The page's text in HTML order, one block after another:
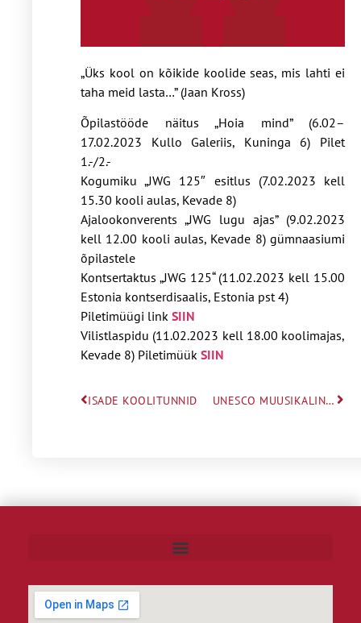
„Üks kool on kõikide koolide seas, mis lahti ei
taha meid lasta…” (Jaan Kross)
Õpilastööde näitus „Hoia mind” (6.02–
17.02.2023 Kullo Galeriis, Kuninga 6) Pilet
1.-/2.-
Kogumiku „JWG 125″ esitlus (7.02.2023 kell
15.30 kooli aulas, Kevade 8)
Ajalookonverents „JWG lugu ajas” (9.02.2023
kell 12.00 kooli aulas, Kevade 8) gümnaasiumi
õpilastele
Kontsertaktus „JWG 125“ (11.02.2023 kell 15.00
Estonia kontserdisaalis, Estonia pst 4)
Piletimüügi link SIIN
Vilistlaspidu (11.02.2023 kell 18.00 koolimajas,
Kevade 8) Piletimüük SIIN
ISADE KOOLITUNNID UNESCO MUUSIKALINN TALLINN KOOLIKONTSERDID